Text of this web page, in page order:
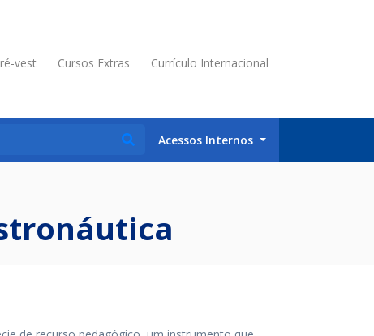
vest Cursos Extras Currículo Internacional
Acessos Internos